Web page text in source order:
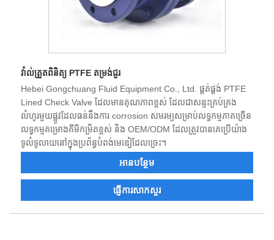
វ៉ាល់ត្រួតពិនិត្យ PTFE តម្រង់ជួរ
Hebei Gongchuang Fluid Equipment Co., Ltd. ផ្គត់ផ្គង់ PTFE
Lined Check Valve ដែលមានគុណភាពខ្ពស់ ដែលជាសន្ទះគ្រប់គ្រង
លំហូរមួយផ្លូវដែលធន់នឹងការ corrosion សមរម្យសម្រាប់លទ្ធកម្មភាគច្រើន
លទ្ធកម្មគម្រោងគីមីកម្រិតខ្ពស់ និង OEM/ODM ដែលត្រូវបានគេប្រើយ៉ាង
ទូលំទូលាយនៅក្នុងប្រព័ន្ធបំពង់មេឌៀដែលច្រេះ។
អាន​បន្ថែម
ផ្ញើការសាកសួរ